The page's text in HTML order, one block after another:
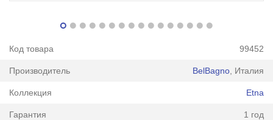
Код товара 99452
Производитель BelBagno , Италия
Коллекция Etna
Гарантия 1 год